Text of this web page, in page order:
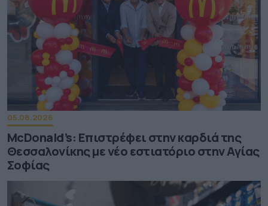
05.08.2026
McDonald’s: Επιστρέφει στην καρδιά της
Θεσσαλονίκης με νέο εστιατόριο στην Αγίας
Σοφίας